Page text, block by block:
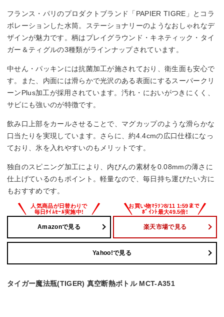
フランス・パリのプロダクトブランド「PAPIER TIGRE」とコラ
ボレーションした水筒。ステーショナリーのようなおしゃれなデ
ザインが魅力です。柄はプレイグラウンド・キネティック・タイ
ガー＆ティグルの3種類がラインナップされています。
中せん・パッキンには抗菌加工が施されており、衛生面も安心で
す。また、内面には滑らかで光沢のある表面にするスーパークリ
ーンPlus加工が採用されています。汚れ・においがつきにくく、
サビにも強いのが特徴です。
飲み口上部をカールさせることで、マグカップのような滑らかな
口当たりを実現しています。さらに、約4.4cmの広口仕様になっ
ており、氷を入れやすいのもメリットです。
独自のスピニング加工により、内びんの素材を0.08mmの薄さに
仕上げているのもポイント。軽量なので、毎日持ち運びたい方に
もおすすめです。
Amazonで見る 楽天市場で見る
Yahoo!で見る
タイガー魔法瓶(TIGER) 真空断熱ボトル MCT-A351